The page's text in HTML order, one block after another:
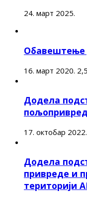
24. март 2025.
Обавештење
16. март 2020.
Додела
17. октобар 2022.
Додела
привреде и
територији